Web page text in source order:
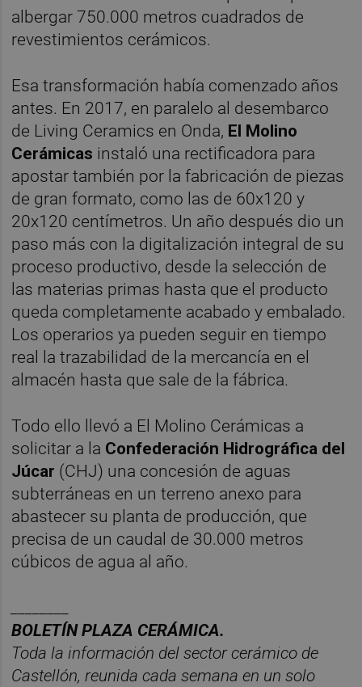
albergar 750.000 metros cuadrados de
revestimientos cerámicos.
Esa transformación había comenzado años
antes. En 2017, en paralelo al desembarco
de Living Ceramics en Onda, El Molino
Cerámicas instaló una rectificadora para
apostar también por la fabricación de piezas
de gran formato, como las de 60x120 y
20x120 centímetros. Un año después dio un
paso más con la digitalización integral de su
proceso productivo, desde la selección de
las materias primas hasta que el producto
queda completamente acabado y embalado.
Los operarios ya pueden seguir en tiempo
real la trazabilidad de la mercancía en el
almacén hasta que sale de la fábrica.
Todo ello llevó a El Molino Cerámicas a
solicitar a la Confederación Hidrográfica del
Júcar (CHJ) una concesión de aguas
subterráneas en un terreno anexo para
abastecer su planta de producción, que
precisa de un caudal de 30.000 metros
cúbicos de agua al año.
BOLETÍN PLAZA CERÁMICA.
Toda la información del sectorcerámico de
Castellón, reunida cada semana en un solo